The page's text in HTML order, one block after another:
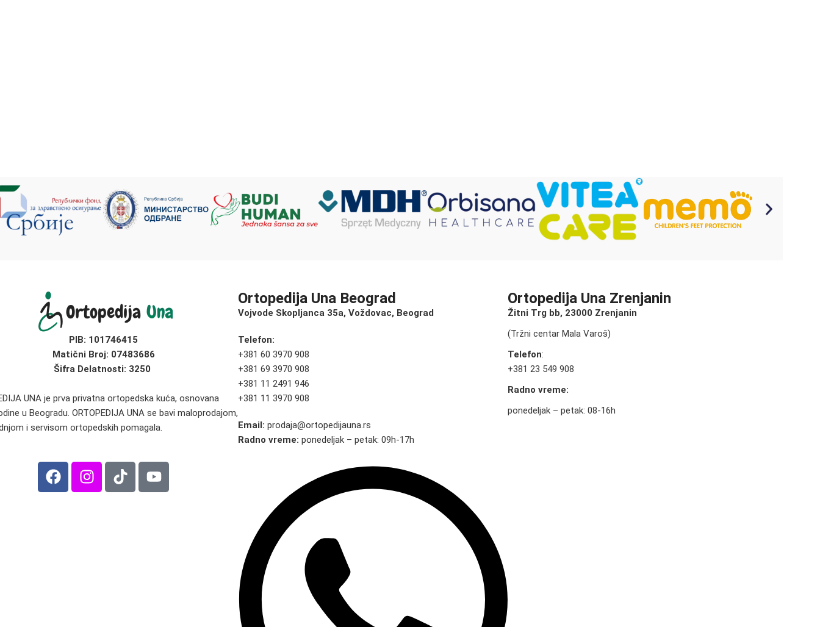
PIB: 101746415
Matični Broj: 07483686
Šifra Delatnosti: 3250
UNA je prva privatna ortopedska kuća, osnovana
u Beogradu. ORTOPEDIJA UNA se bavi maloprodajom,
i servisom ortopedskih pomagala.
Ortopedija Una Beograd
Vojvode Skopljanca 35a, Voždovac, Beograd
Telefon:
+381 60 3970 908
+381 69 3970 908
+381 11 2491 946
+381 11 3970 908
Email: prodaja@ortopedijauna.rs
Radno vreme:ponedeljak – petak: 09h-17h
Ortopedija Una Zrenjanin
Žitni Trg bb, 23000 Zrenjanin
(Tržni centar Mala Varoš)
Telefon:
+381 23 549 908
Radno vreme:
ponedeljak – petak: 08-16h